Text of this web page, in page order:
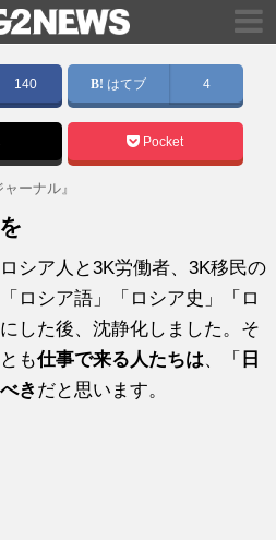
140 はてブ 4
Pocket
ーナル』
シア人と3K労働者、3K移民の
ロシア語」「ロシア史」「ロ
した後、沈静化しました。そ
も仕事で来る人たちは、「 日
き だと思います。